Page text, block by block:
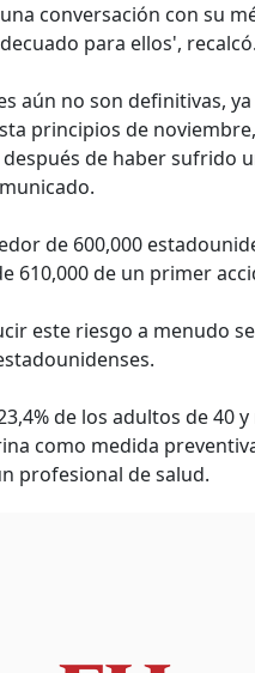
conversación con su
para ellos', recalcó.
aún no son definitivas,
principios de
de haber sufrido
de 600,000
610,000 de un primer
este riesgo a menudo
de los adultos de 40
como medida
profesional de salud.